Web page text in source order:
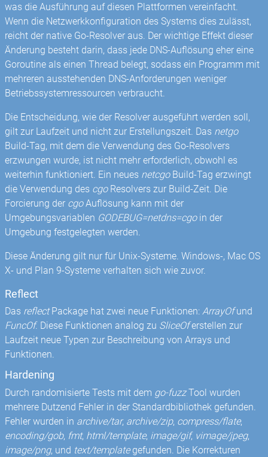
was die Ausführung auf diesen Plattformen vereinfacht.
Wenn die Netzwerkkonfiguration des Systems dies zulässt,
reicht der native Go-Resolver aus. Der wichtige Effekt dieser
Änderung besteht darin, dass jede DNS-Auflösung eher eine
Goroutine als einen Thread belegt, sodass ein Programm mit
mehreren ausstehenden DNS-Anforderungen weniger
Betriebssystemressourcen verbraucht.
Die Entscheidung, wie der Resolver ausgeführt werden soll,
gilt zur Laufzeit und nicht zur Erstellungszeit. Das netgo
Build-Tag, mit dem die Verwendung des Go-Resolvers
erzwungen wurde, ist nicht mehr erforderlich, obwohl es
weiterhin funktioniert. Ein neues netcgoBuild-Tag erzwingt
die Verwendung des cgoResolvers zur Build-Zeit. Die
Forcierung der cgoAuflösung kann mit der
Umgebungsvariablen GODEBUG=netdns=cgoin der
Umgebung festgelegten werden.
Diese Änderung gilt nur für Unix-Systeme. Windows-, Mac OS
X- und Plan 9-Systeme verhalten sich wie zuvor.
Reflect
Das reflectPackage hat zwei neue Funktionen:ArrayOfund
FuncOf. Diese Funktionen analog zu SliceOferstellen zur
Laufzeit neue Typen zur Beschreibung von Arrays und
Funktionen.
Hardening
Durch randomisierte Tests mit dem go-fuzzTool wurden
mehrere Dutzend Fehler in der Standardbibliothek gefunden.
Fehler wurden in archive/tar, archive/zip, compress/flate,
encoding/gob, fmt, html/template, image/gif, vimage/jpeg,
image/png, und text/templategefunden. Die Korrekturen